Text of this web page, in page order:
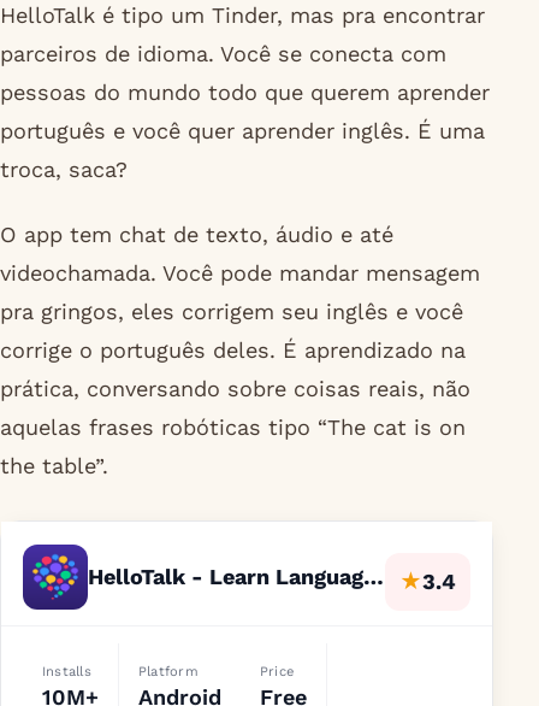
HelloTalk é tipo um Tinder, mas pra encontrar
parceiros de idioma. Você se conecta com
pessoas do mundo todo que querem aprender
português e você quer aprender inglês. É uma
troca, saca?
O app tem chat de texto, áudio e até
videochamada. Você pode mandar mensagem
pra gringos, eles corrigem seu inglês e você
corrige o português deles. É aprendizado na
prática, conversando sobre coisas reais, não
aquelas frases robóticas tipo “The cat is on
the table”.
HelloTalk - Learn Languages ★3.4
Installs
10M+
Platform
Android
Price
Free